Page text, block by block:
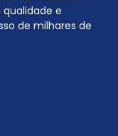
e
de milhares de